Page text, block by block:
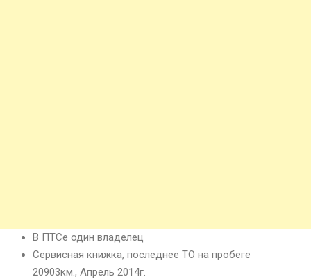
В ПТСе один владелец
Сервисная книжка, последнее ТО на пробеге
20903км., Апрель 2014г.